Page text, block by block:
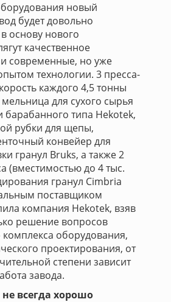
новый
будет довольно
основу нового
качественное
современные, но уже
технологии. 3 пресса-
каждого 4,5 тонны
для сухого сырья
барабанного типа Hekotek,
рубки для щепы,
конвейер для
гранул Bruks, а также 2
(вместимостью до 4 тыс.
гранул Cimbria
поставщиком
компания Hekotek, взяв
решение вопросов
комплекса оборудования,
проектирования, от
степени зависит
завода.
всегда хорошо